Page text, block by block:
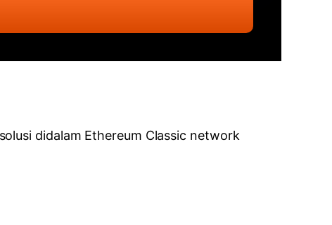
didalam Ethereum Classic network